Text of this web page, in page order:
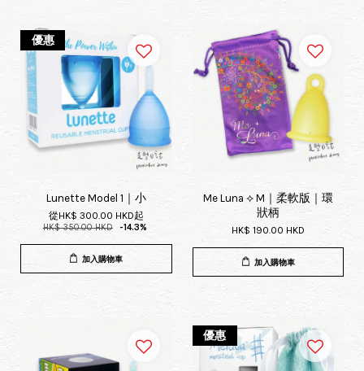
優惠
Lunette Model 1｜小
從HK$ 300.00 HKD起
HK$ 350.00 HKD -14.3%
加入購物車
Me Luna ⟡ M｜柔軟版｜環
狀柄
HK$ 190.00 HKD
加入購物車
優惠